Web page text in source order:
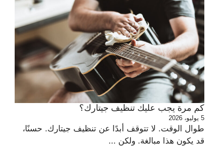
كم مرة يجب عليك تنظيف جيتارك؟
5 يوليو، 2026
طوال الوقت. لا تتوقف أبدًا عن تنظيف جيتارك. حسنًا،
قد يكون هذا مبالغة. ولكن ...